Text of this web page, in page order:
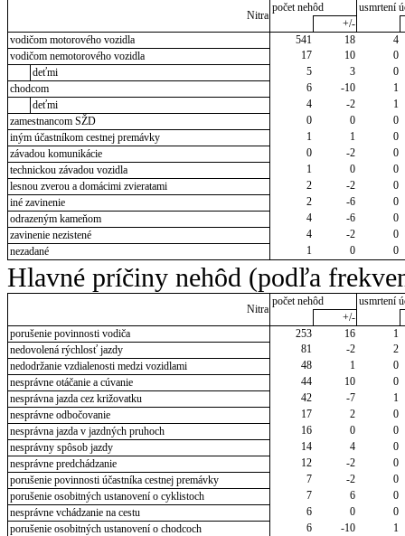
Nitra
počet nehôd
usmrtení
+/-
vodičom motorového vozidla
541 18
4
vodičom nemotorového vozidla
17 10
0
deťmi
5 3
0
chodcom
6 -10
1
deťmi
4 -2
1
zamestnancom SŽD
0 0
0
iným účastníkom cestnej premávky
1 1
0
závadou komunikácie
0 -2
0
technickou závadou vozidla
1 0
0
lesnou zverou a domácimi zvieratami
2 -2
0
iné zavinenie
2 -6
0
odrazeným kameňom
4 -6
0
zavinenie nezistené
4 -2
0
nezadané
1 0 0
Hlavné príčiny nehôd (podľa
Nitra
počet nehôd
usmrtení
+/-
porušenie povinnosti vodiča
253 16
1
nedovolená rýchlosť jazdy
81 -2
2
nedodržanie vzdialenosti medzi vozidlami
48 1
0
nesprávne otáčanie a cúvanie
44 10
0
nesprávna jazda cez križovatku
42 -7
1
nesprávne odbočovanie
17 2
0
nesprávna jazda v jazdných pruhoch
16 0
0
nesprávny spôsob jazdy
14 4
0
nesprávne predchádzanie
12 -2
0
porušenie povinnosti účastníka cestnej premávky
7 -2
0
porušenie osobitných ustanovení o cyklistoch
7 6
0
nesprávne vchádzanie na cestu
6 0
0
porušenie osobitných ustanovení o chodcoch
6 -10
1